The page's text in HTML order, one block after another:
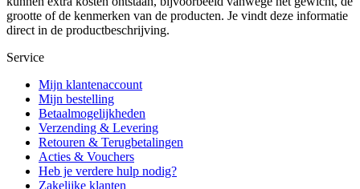
grootte of de kenmerken van de producten. Je vindt deze informatie
direct in de productbeschrijving.
Service
Mijn klantenaccount
Mijn bestelling
Betaalmogelijkheden
Verzending & Levering
Retouren & Terugbetalingen
Acties & Vouchers
Heb je verdere hulp nodig?
Zakelijke klanten